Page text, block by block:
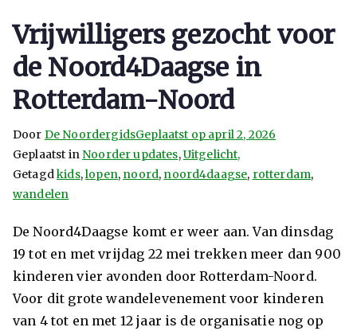
Vrijwilligers gezocht voor
de Noord4Daagse in
Rotterdam-Noord
Door De NoordergidsGeplaatst op april 2, 2026
Geplaatst in Noorder updates,Uitgelicht,
Getagdkids,lopen, noord, noord4daagse, rotterdam,
wandelen
De Noord4Daagse komt er weer aan. Van dinsdag
19 tot en met vrijdag 22 mei trekken meer dan 900
kinderen vier avonden door Rotterdam-Noord.
Voor dit grote wandelevenement voor kinderen
van 4 tot en met 12 jaar is de organisatie nog op